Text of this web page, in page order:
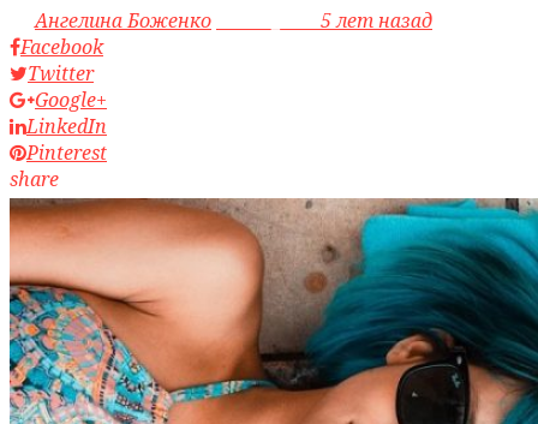
byАнгелина Боженко
5 лет назад
Facebook
Twitter
Google+
LinkedIn
Pinterest
share